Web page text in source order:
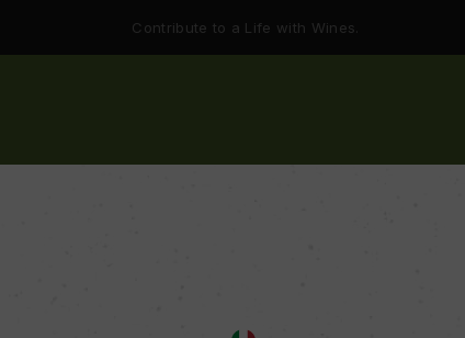
Contribute to a Life with Wines.